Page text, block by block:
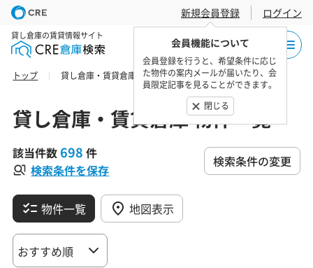
新規会員登録
会員機能について
会員登録を行うと、希望条件に応じ
た物件の案内メールが届いたり、会
員限定記事を見ることができます。
閉じる
ログイン
貸し倉庫の賃貸情報サイト
トップ 貸し倉庫・賃貸倉庫 物件一覧
貸し倉庫・賃貸倉庫 物件一覧
該当件数 698 件
検索条件を保存
検索条件の変更
物件一覧 地図表示